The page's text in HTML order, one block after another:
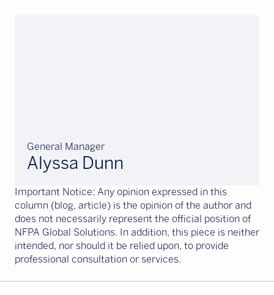
General Manager
Alyssa Dunn
Important Notice: Any opinion expressed in this
column (blog, article) is the opinion of the author and
does not necessarily represent the official position of
NFPA Global Solutions. In addition, this piece is neither
intended, nor should it be relied upon, to provide
professional consultation or services.